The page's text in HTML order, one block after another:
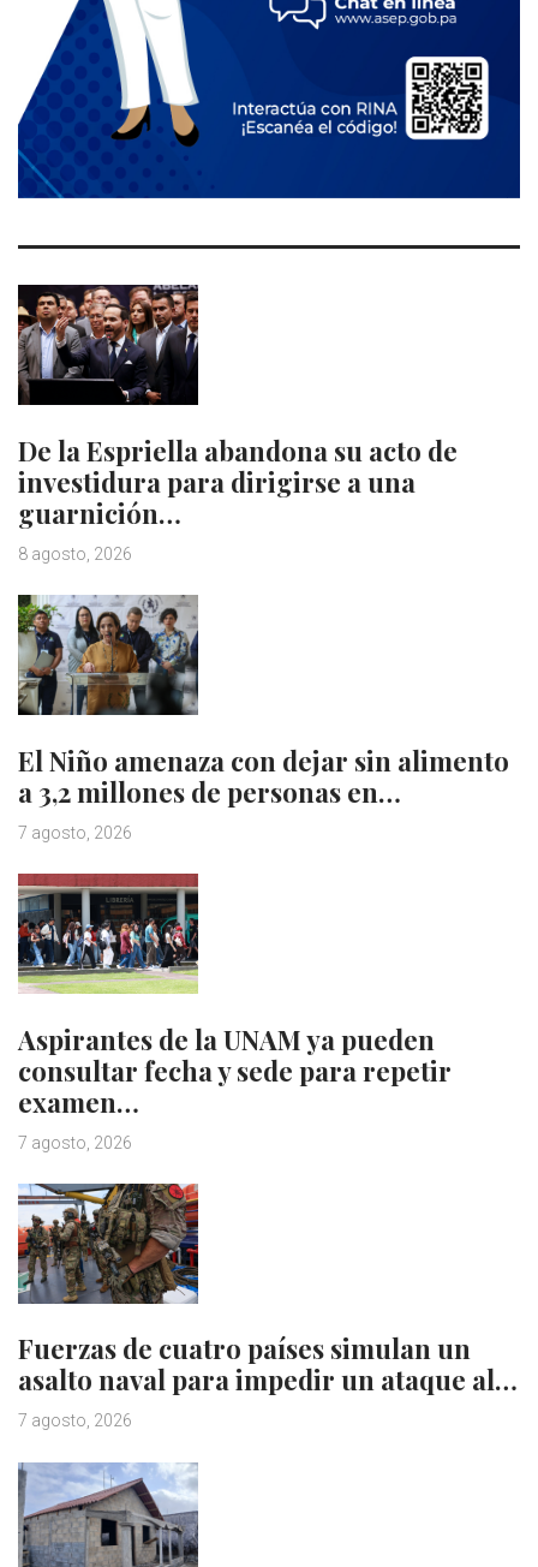
De la Espriella abandona su acto de
investidura para dirigirse a una
guarnición…
8 agosto, 2026
El Niño amenaza con dejar sin alimento
a 3,2 millones de personas en…
7 agosto, 2026
Aspirantes de la UNAM ya pueden
consultar fecha y sede para repetir
examen…
7 agosto, 2026
Fuerzas de cuatro países simulan un
asalto naval para impedir un ataque al…
7 agosto, 2026